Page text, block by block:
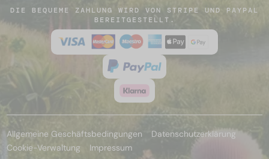
DIE BEQUEME ZAHLUNG WIRD VON STRIPE UND PAYPAL
BEREITGESTELLT.
Allgemeine Geschäftsbedingungen
Datenschutzerklärung
Cookie-Verwaltung
Impressum